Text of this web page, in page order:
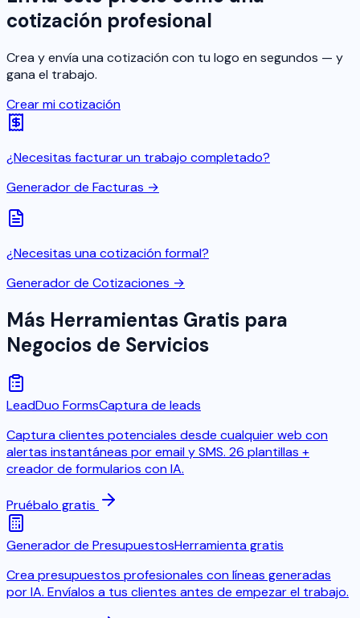
cotización profesional
Crea y envía una cotización con tu logo en segundos — y
gana el trabajo.
Crear mi cotización
¿Necesitas facturar un trabajo completado?
Generador de Facturas →
¿Necesitas una cotización formal?
Generador de Cotizaciones →
Más Herramientas Gratis para
Negocios de Servicios
LeadDuo FormsCaptura de leads
Captura clientes potenciales desde cualquier web con
alertas instantáneas por email y SMS. 26 plantillas +
creador de formularios con IA.
Pruébalo gratis
Generador de PresupuestosHerramienta gratis
Crea presupuestos profesionales con líneas generadas
por IA. Envíalos a tus clientes antes de empezar el trabajo.